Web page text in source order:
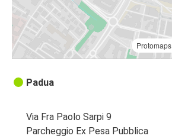
Protomaps
Padua
Via Fra Paolo Sarpi 9
Parcheggio Ex Pesa Pubblica